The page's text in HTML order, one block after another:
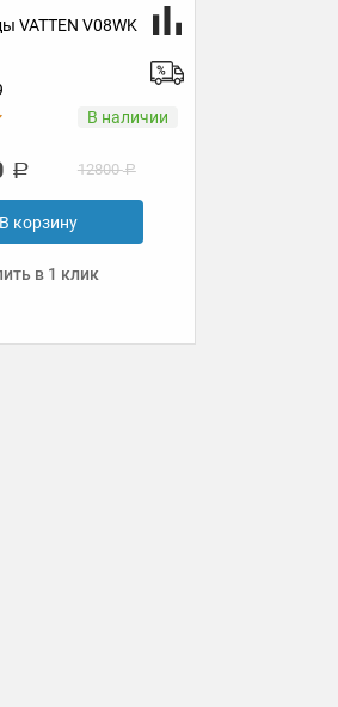
VATTEN V08WK
В наличии
12800
В корзину
в 1 клик